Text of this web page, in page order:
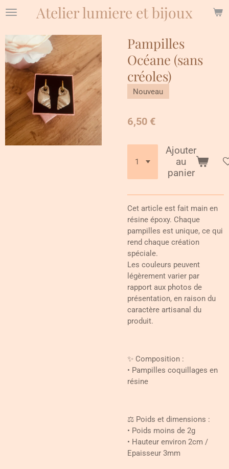
Passer
principal
Atelier lumiere et bijoux
Pampilles
Océane (sans
créoles)
Nouveau
6,50 €
Ajouter
au
panier
Cet article est fait main en
résine époxy. Chaque
pampilles est unique, ce qui
rend chaque création
spéciale.
Les couleurs peuvent
légèrement varier par
rapport aux photos de
présentation, en raison du
caractère artisanal du
produit.
✨ Composition :
• Pampilles coquillages en
résine
⚖️ Poids et dimensions :
• Poids moins de 2g
• Hauteur environ 2cm /
Epaisseur 3mm